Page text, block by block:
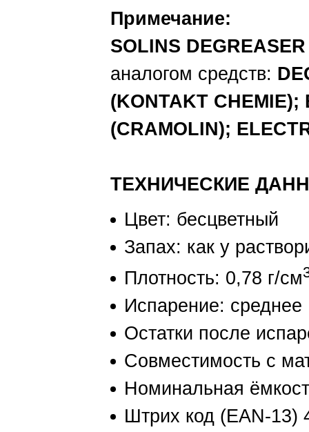
Примечание:
SOLINS DEGREASER
аналогом средств:
(KONTAKT CHEMIE);
(CRAMOLIN);
ТЕХНИЧЕСКИЕ
Цвет: бесцветный
Запах: как у
Плотность: 0,78 г/см
Испарение: среднее
Остатки после
Совместимость с
Номинальная
Штрих код (EAN-13)